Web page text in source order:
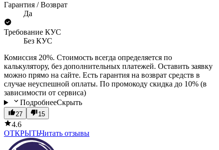
Гарантия / Возврат
Да
Требование КУС
Без КУС
Комиссия 20%. Стоимость всегда определяется по
калькулятору, без дополнительных платежей. Оставить заявку
можно прямо на сайте. Есть гарантия на возврат средств в
случае неуспешной оплаты. По промокоду скидка до 10% (в
зависимости от сервиса)
ПодробнееСкрыть
27 15
4.6
ОТКРЫТЬЧитать отзывы